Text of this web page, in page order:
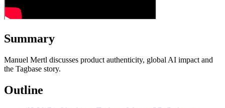
Summary
Manuel Mertl discusses product authenticity, global AI impact and
the Tagbase story.
Outline